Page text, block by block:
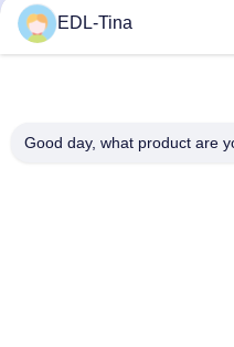
EDL-Tina
Good day, what product are